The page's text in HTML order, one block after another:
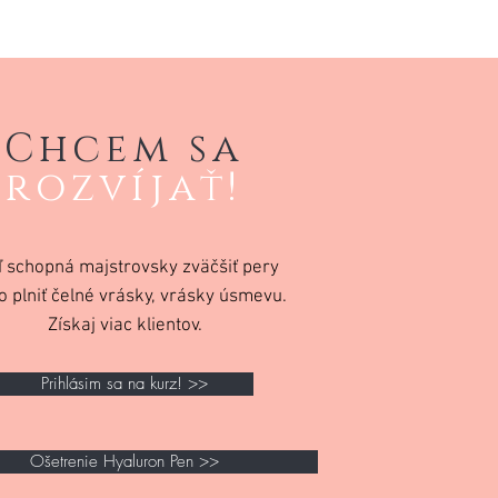
Chcem sa
rozvíjať!
schopná majstrovsky zväčšiť pery
plniť čelné vrásky, vrásky úsmevu.
Získaj viac klientov.
Prihlásim sa na kurz! >>
Ošetrenie Hyaluron Pen >>